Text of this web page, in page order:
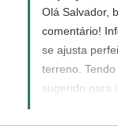
Olá Salvador,
comentário!
se ajusta
terreno.
sugerido para
ressaltar que